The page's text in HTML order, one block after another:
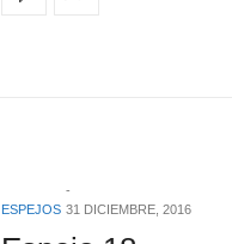
ESPEJOS 31 DICIEMBRE, 2016